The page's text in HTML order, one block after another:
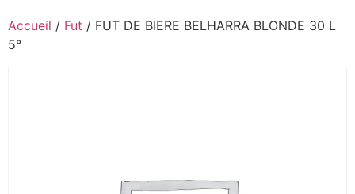
Accueil / Fut / FUT DE BIERE BELHARRA BLONDE 30 L
5°